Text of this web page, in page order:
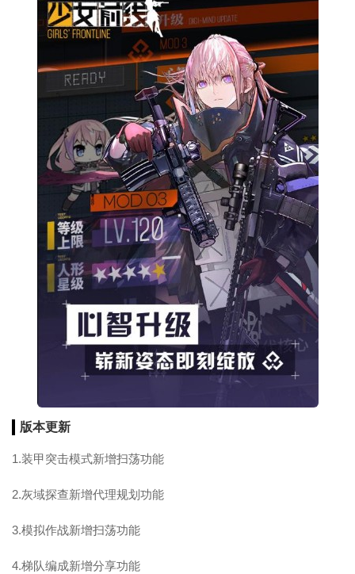
版本更新
1.装甲突击模式新增扫荡功能
2.灰域探查新增代理规划功能
3.模拟作战新增扫荡功能
4.梯队编成新增分享功能